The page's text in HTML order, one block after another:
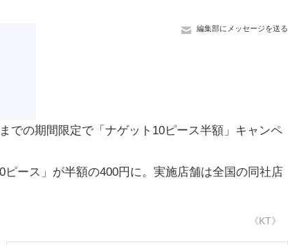
編集部にメッセージを送る
での期間限定で「ナゲット10ピース半額」キャンペ
ース」が半額の400円に。実施店舗は全国の同社店
《KT》